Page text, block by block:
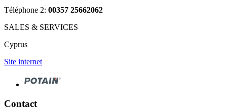
Téléphone 2: 00357 25662062
SALES & SERVICES
Cyprus
Site internet
Contact